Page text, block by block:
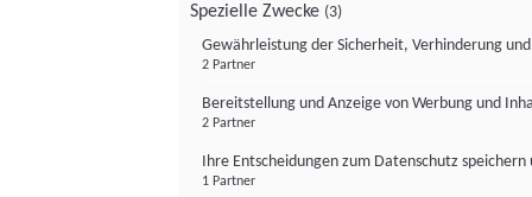
Spezielle Zwecke (3)
Gewährleistung der Sicherheit, Verhinderung
2 Partner
Bereitstellung und Anzeige von Werbung und
2 Partner
Ihre Entscheidungen zum Datenschutz
1 Partner